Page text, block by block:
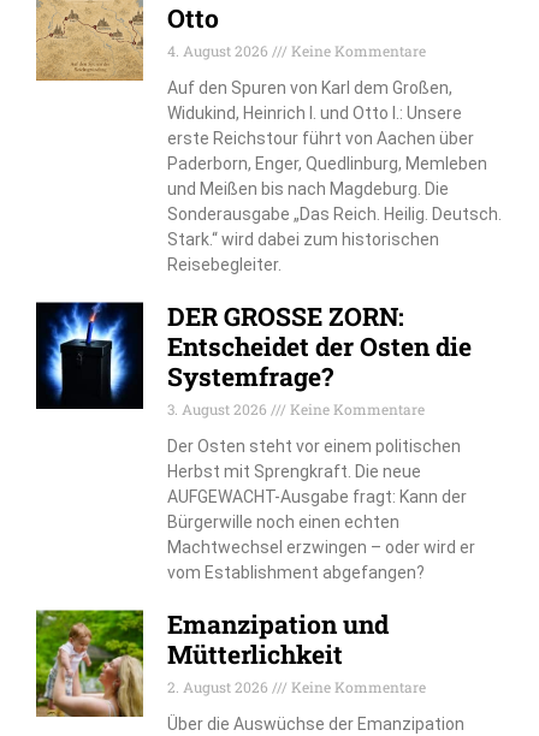
Otto
4. August 2026
Keine Kommentare
Auf den Spuren von Karl dem Großen,
Widukind, Heinrich I. und Otto I.: Unsere
erste Reichstour führt von Aachen über
Paderborn, Enger, Quedlinburg, Memleben
und Meißen bis nach Magdeburg. Die
Sonderausgabe „Das Reich. Heilig. Deutsch.
Stark.“ wird dabei zum historischen
Reisebegleiter.
DER GROSSE ZORN:
Entscheidet der Osten die
Systemfrage?
3. August 2026
Keine Kommentare
Der Osten steht vor einem politischen
Herbst mit Sprengkraft. Die neue
AUFGEWACHT-Ausgabe fragt: Kann der
Bürgerwille noch einen echten
Machtwechsel erzwingen – oder wird er
vom Establishment abgefangen?
Emanzipation und
Mütterlichkeit
2. August 2026
Keine Kommentare
Über die Auswüchse der Emanzipation